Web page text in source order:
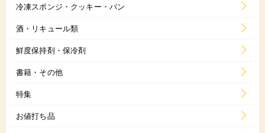
冷凍スポンジ・クッキー・パン
酒・リキュール類
鮮度保持剤・保冷剤
書籍・その他
特集
お値打ち品